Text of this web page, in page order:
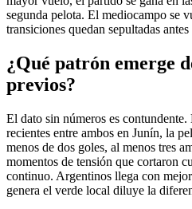
segunda pelota. El mediocampo se
transiciones quedan sepultadas antes
¿Qué patrón emerge
previos?
El dato sin números es
recientes entre ambos en Junín, la
menos de dos goles, al menos tres
momentos de tensión que cortaron
continuo. Argentinos llega con
genera el verde local diluye la